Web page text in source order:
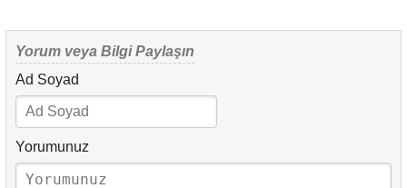
Yorum veya Bilgi Paylaşın
Ad Soyad
Yorumunuz